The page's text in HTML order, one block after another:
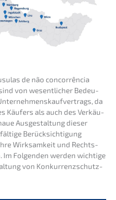
de não concorrência
von wesent­li­cher Bedeu­
da
Käufers als auch des Verkäu­
Ausge­stal­tung dieser
Berück­sich­ti­gung
Wirksam­keit und Rechts­
Folgen­den werden wichti­ge
von Konkur­renz­schutz­